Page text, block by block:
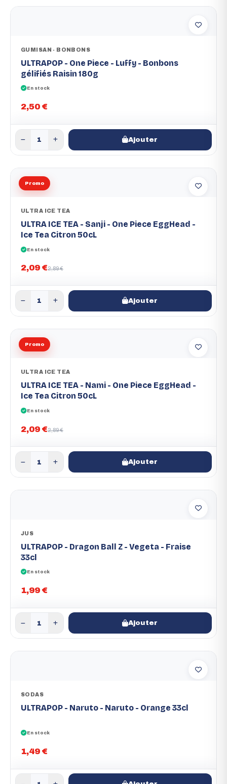
GUMISAN - BONBONS
ULTRAPOP - One Piece - Luffy - Bonbons
gélifiés Raisin 180g
En stock
2,50 €
Ajouter
Promo
ULTRA ICE TEA
ULTRA ICE TEA - Sanji - One Piece EggHead -
Ice Tea Citron 50cL
En stock
2,09 €2,89 €
Ajouter
Promo
ULTRA ICE TEA
ULTRA ICE TEA - Nami - One Piece EggHead -
Ice Tea Citron 50cL
En stock
2,09 €2,89 €
Ajouter
JUS
ULTRAPOP - Dragon Ball Z - Vegeta - Fraise
33cl
En stock
1,99 €
Ajouter
SODAS
ULTRAPOP - Naruto - Naruto - Orange 33cl
En stock
1,49 €